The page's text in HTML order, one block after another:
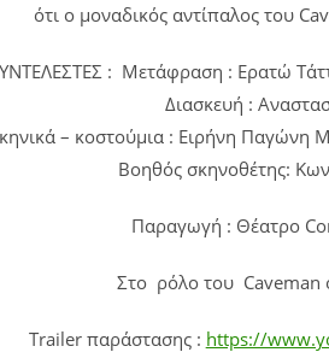
ότι ο μοναδικός αντίπαλος του
: Μετάφραση : Ερατώ
Διασκευή :
– κοστούμια : Ειρήνη
Βοηθός σκηνοθέτης:
Παραγωγή : Θέατρο
Στο ρόλο του Caveman
Trailer παράστασης : https://